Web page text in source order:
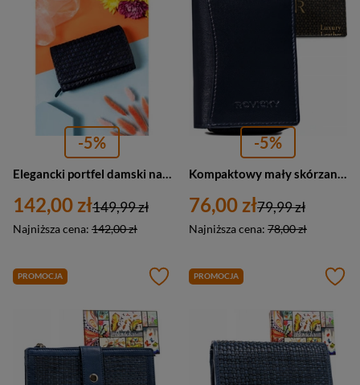
-5%
Elegancki portfel damski na karty granatowy RFID - Rovicky R-N19-ZPT
142,00 zł
Najniższa cena: 142,00 zł
149,99 zł
-5%
Kompaktowy mały skórzany portfel damski granatowy - Rovicky R-RD-34-GCL
76,00 zł
Najniższa cena: 78,00 zł
79,99 zł
PROMOCJA PROMOCJA